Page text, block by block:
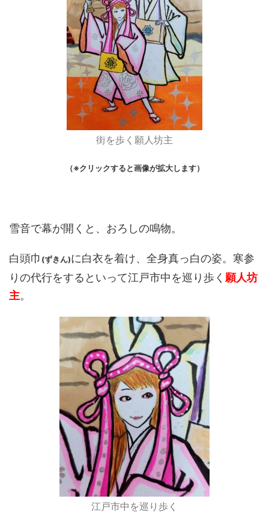
街を歩く願人坊主
（※クリックすると画像が拡大します）
雪音で幕が開くと、おろしの鳴物。
白頭巾 (ずきん)に白衣を着け、全身真っ白の姿。寒参
りの代行をするといって江戸市中を巡り歩く 願人坊
主。
江戸市中を巡り歩く